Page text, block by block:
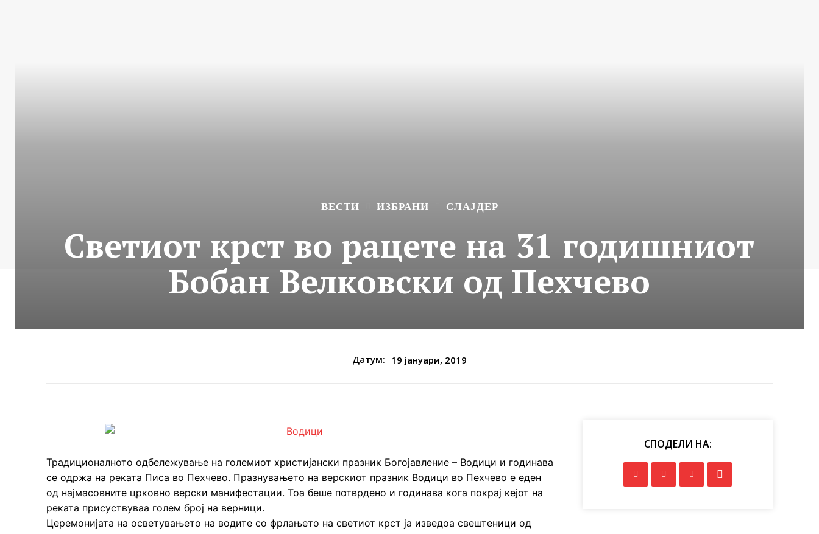
ВЕСТИ ИЗБРАНИ СЛАЈДЕР
Светиот крст во рацете на 31 годишниот
Бобан Велковски од Пехчево
Датум: 19 јануари, 2019
Традиционалното одбележување на големиот христијански празник Богојавление – Водици и годинава
се одржа на реката Писа во Пехчево. Празнувањето на верскиот празник Водици во Пехчево е еден
од најмасовните црковно верски манифестации. Тоа беше потврдено и годинава кога покрај кејот на
реката присуствуваа голем број на верници.
Церемонијата на осветувањето на водите со фрлањето на светиот крст ја изведоа свештеници од
СПОДЕЛИ НА: